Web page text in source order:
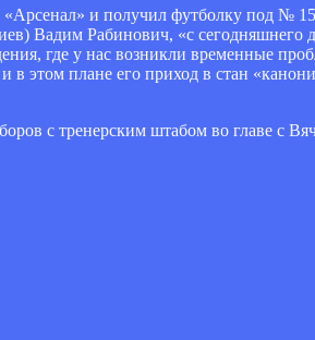
и получил футболку под №
Вадим Рабинович, «с сегодняшнего
где у нас возникли временные
этом плане его приход в стан
с тренерским штабом во главе с